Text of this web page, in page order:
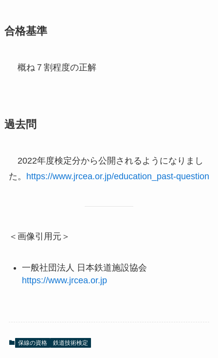
合格基準
概ね７割程度の正解
過去問
2022年度検定分から公開されるようになりまし
た。 https://www.jrcea.or.jp/education_past-question
＜画像引用元＞
一般社団法人 日本鉄道施設協会
https://www.jrcea.or.jp
保線の資格 鉄道技術検定